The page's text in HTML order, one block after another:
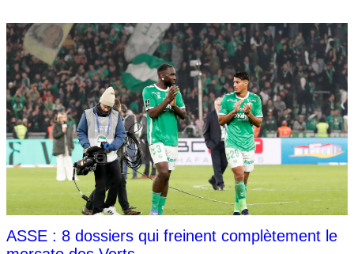
ASSE : 8 dossiers qui freinent complètement le